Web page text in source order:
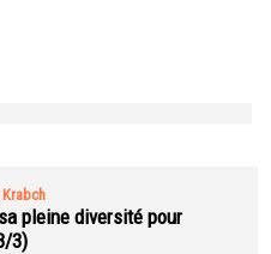
pleine diversité pour
3)